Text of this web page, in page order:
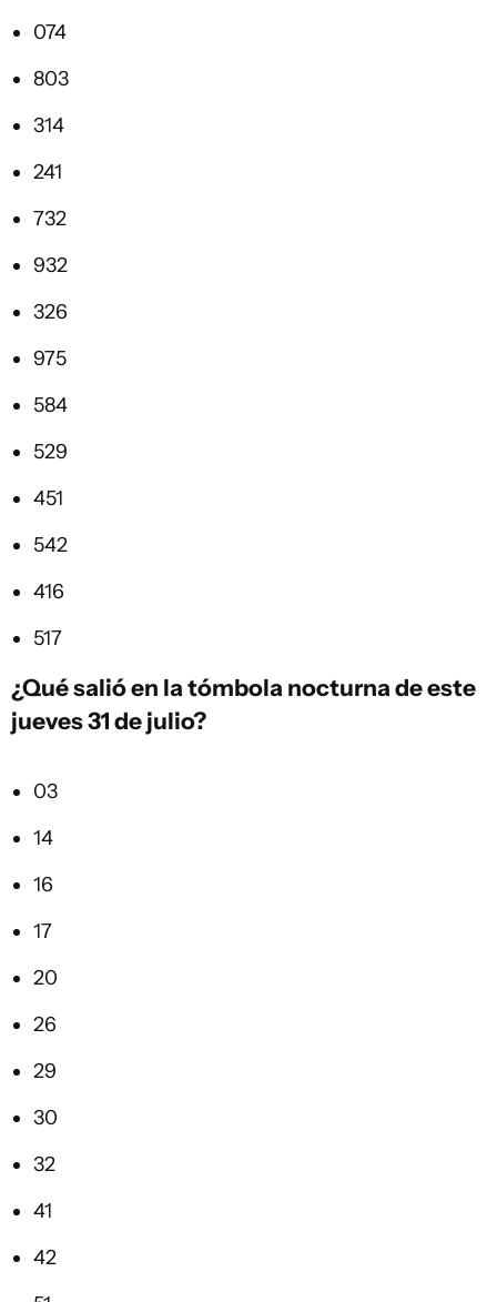
074
803
314
241
732
932
326
975
584
529
451
542
416
517
¿Qué salió en latómbola nocturna de este
jueves 31 de julio?
03
14
16
17
20
26
29
30
32
41
42